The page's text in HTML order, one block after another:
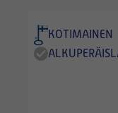
KOTIMAINEN